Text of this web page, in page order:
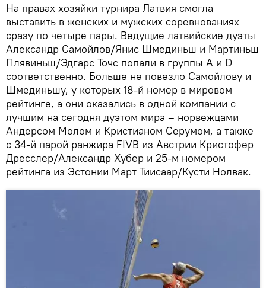
На правах хозяйки турнира Латвия смогла
выставить в женских и мужских соревнованиях
сразу по четыре пары. Ведущие латвийские дуэты
Александр Самойлов/Янис Шмединьш и Мартиньш
Плявиньш/Эдгарс Точс попали в группы А и D
соответственно. Больше не повезло Самойлову и
Шмединьшу, у которых 18-й номер в мировом
рейтинге, а они оказались в одной компании с
лучшим на сегодня дуэтом мира – норвежцами
Андерсом Молом и Кристианом Серумом, а также
с 34-й парой ранжира FIVB из Австрии Кристофер
Дресслер/Александр Хубер и 25-м номером
рейтинга из Эстонии Март Тиисаар/Кусти Нолвак.